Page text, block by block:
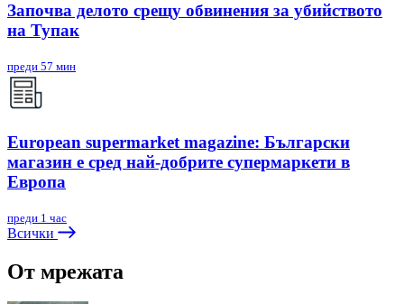
Започва делото срещу обвинения за убийството
на Тупак
преди 57 мин
European supermarket magazine: Български
магазин е сред най-добрите супермаркети в
Европа
преди 1 час
Всички
От мрежата